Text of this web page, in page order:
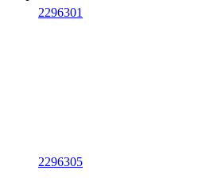
2296301
2296305